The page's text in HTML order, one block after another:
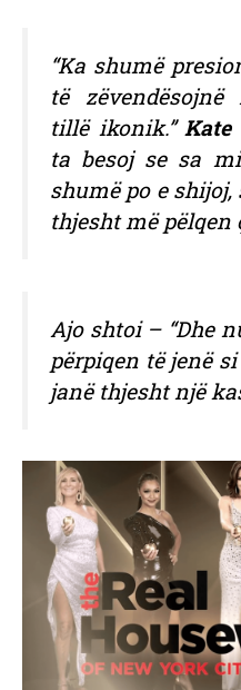
“Ka shumë
të
tillë ikonik.”Kate
ta besoj se sa
shumë po e
thjesht më pëlqen
Ajo shtoi – “Dhe
përpiqen të jenë si
janë thjesht një